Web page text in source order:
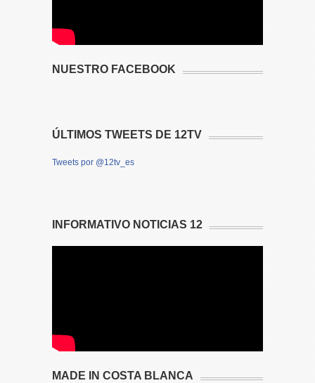
NUESTRO FACEBOOK
ÚLTIMOS TWEETS DE 12TV
Tweets por @12tv_es
INFORMATIVO NOTICIAS 12
MADE IN COSTA BLANCA